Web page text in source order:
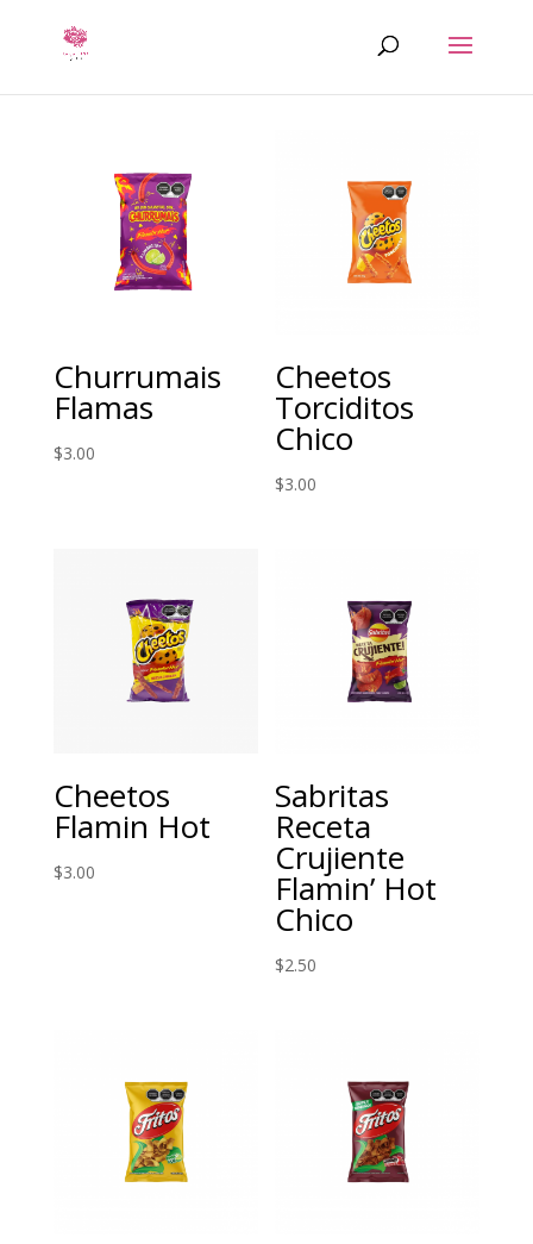
Churrumais
Flamas
$3.00
Cheetos
Torciditos
Chico
$3.00
Cheetos
Flamin Hot
$3.00
Sabritas
Receta
Crujiente
Flamin’ Hot
Chico
$2.50